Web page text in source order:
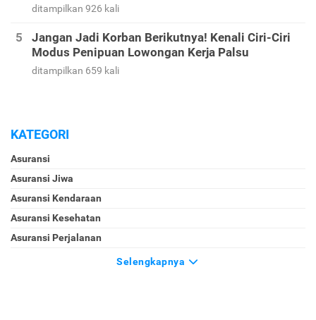
ditampilkan 926 kali
Jangan Jadi Korban Berikutnya! Kenali Ciri-Ciri
Modus Penipuan Lowongan Kerja Palsu
ditampilkan 659 kali
KATEGORI
Asuransi
Asuransi Jiwa
Asuransi Kendaraan
Asuransi Kesehatan
Asuransi Perjalanan
Selengkapnya